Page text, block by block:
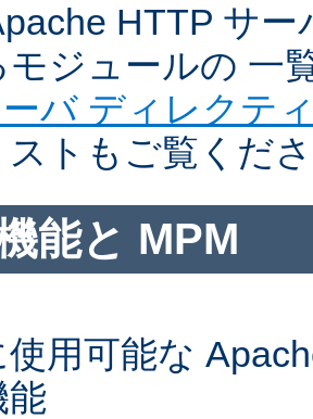
HTTP サ
ジュールの 一
バ ディレクテ
ストもご覧くだ
能と MPM
使用可能な
能